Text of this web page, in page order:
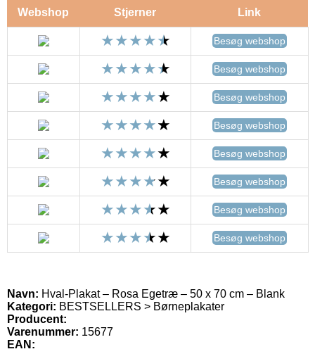
Webshop Stjerner Link
Besøg webshop
Besøg webshop
Besøg webshop
Besøg webshop
Besøg webshop
Besøg webshop
Besøg webshop
Besøg webshop
Navn: Hval-Plakat – Rosa Egetræ – 50 x 70 cm – Blank
Kategori: BESTSELLERS > Børneplakater
Producent:
Varenummer: 15677
EAN: